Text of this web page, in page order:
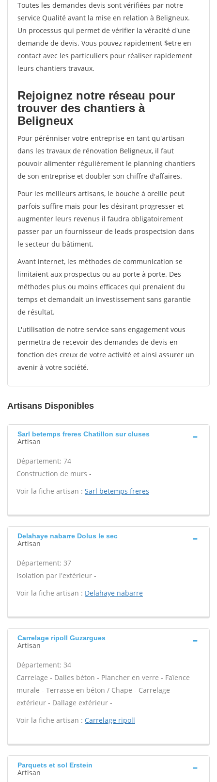
Toutes les demandes devis sont vérifiées par notre
service Qualité avant la mise en relation à Beligneux.
Un processus qui permet de vérifier la véracité d'une
demande de devis. Vous pouvez rapidement $etre en
contact avec les particuliers pour réaliser rapidement
leurs chantiers travaux.
Rejoignez notre réseau pour
trouver des chantiers à
Beligneux
Pour pérénniser votre entreprise en tant qu'artisan
dans les travaux de rénovation Beligneux, il faut
pouvoir alimenter régulièrement le planning chantiers
de son entreprise et doubler son chiffre d'affaires.
Pour les meilleurs artisans, le bouche à oreille peut
parfois suffire mais pour les désirant progresser et
augmenter leurs revenus il faudra obligatoirement
passer par un fournisseur de leads prospectsion dans
le secteur du bâtiment.
Avant internet, les méthodes de communication se
limitaient aux prospectus ou au porte à porte. Des
méthodes plus ou moins efficaces qui prenaient du
temps et demandait un investissement sans garantie
de résultat.
L'utilisation de notre service sans engagement vous
permettra de recevoir des demandes de devis en
fonction des creux de votre activité et ainsi assurer un
avenir à votre société.
Artisans Disponibles
Sarl betemps freres Chatillon sur cluses
Artisan
Département: 74
Construction de murs -
Voir la fiche artisan : Sarl betemps freres
Delahaye nabarre Dolus le sec
Artisan
Département: 37
Isolation par l'extérieur -
Voir la fiche artisan : Delahaye nabarre
Carrelage ripoll Guzargues
Artisan
Département: 34
Carrelage - Dalles béton - Plancher en verre - Faïence
murale - Terrasse en béton / Chape - Carrelage
extérieur - Dallage extérieur -
Voir la fiche artisan : Carrelage ripoll
Parquets et sol Erstein
Artisan